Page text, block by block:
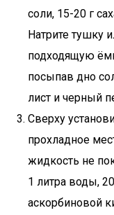
соли, 15-20 г
Натрите тушку
подходящую
посыпав дно
лист и черный
Сверху
прохладное
жидкость не
1 литра воды,
аскорбиновой